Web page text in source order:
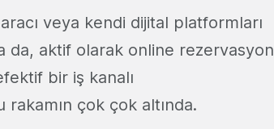
veya kendi dijital platformları
da, aktif olarak online rezervasyon
bir iş kanalı
rakamın çok çok altında.